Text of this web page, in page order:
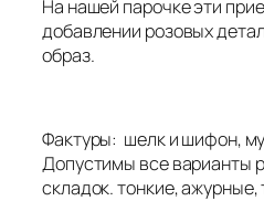
На нашей парочке эти
добавлении розовых
образ.
Фактуры: шелк и шифон,
Допустимы все варианты
складок. тонкие,